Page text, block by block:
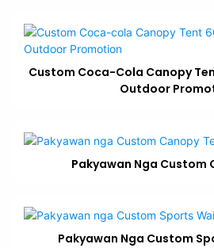
Custom Coca-Cola Canopy
Outdoor
Pakyawan Nga Custom
Pakyawan Nga Custom